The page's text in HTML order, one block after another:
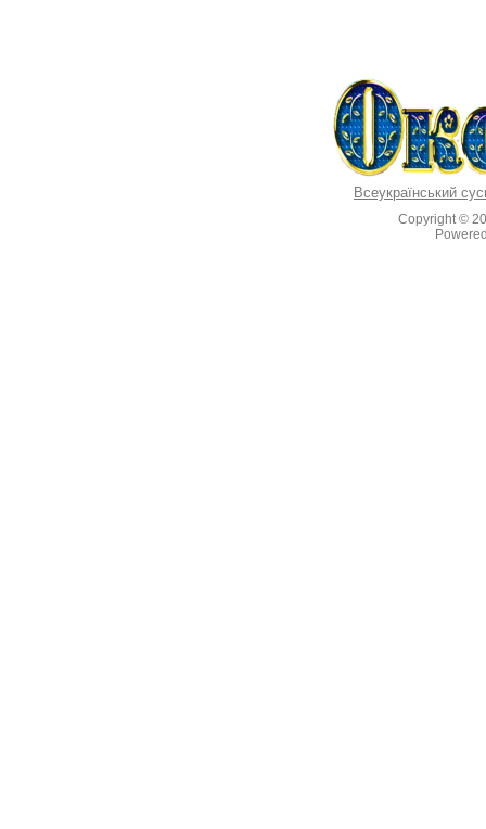
Всеукраїнський
Copyright ©